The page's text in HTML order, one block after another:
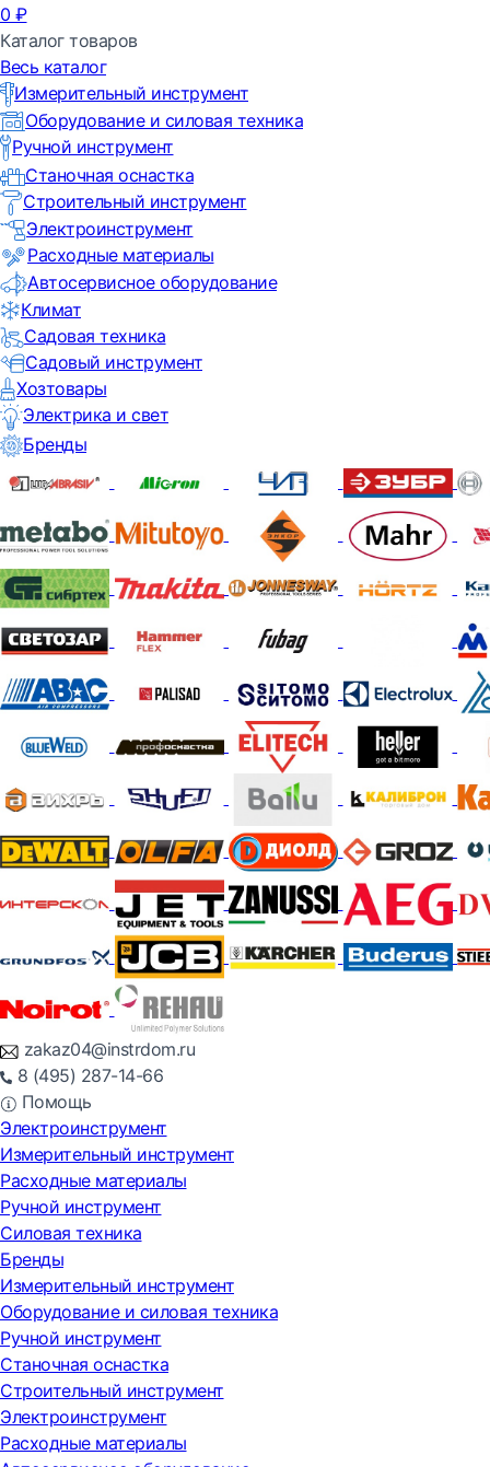
0 ₽
Каталог товаров
Весь каталог
Измерительный инструмент
Оборудование и силовая техника
Ручной инструмент
Станочная оснастка
Строительный инструмент
Электроинструмент
Расходные материалы
Автосервисное оборудование
Климат
Садовая техника
Садовый инструмент
Хозтовары
Электрика и свет
Бренды
zakaz04@instrdom.ru
8 (495) 287-14-66
Помощь
Электроинструмент
Измерительный инструмент
Расходные материалы
Ручной инструмент
Силовая техника
Бренды
Измерительный инструмент
Оборудование и силовая техника
Ручной инструмент
Станочная оснастка
Строительный инструмент
Электроинструмент
Расходные материалы